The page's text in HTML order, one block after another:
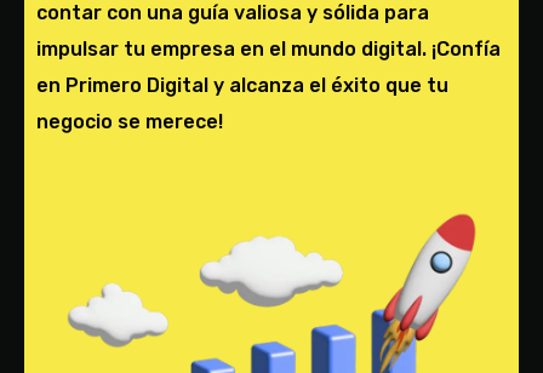
contar con una guía valiosa y sólida para
impulsar tu empresa en el mundo digital. ¡Confía
en Primero Digital y alcanza el éxito que tu
negocio se merece!